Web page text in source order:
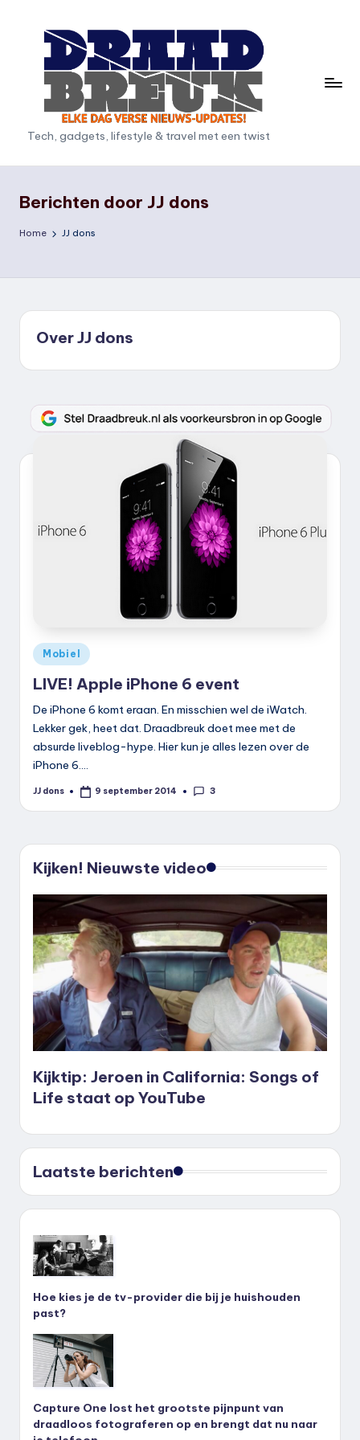
D
r
a
d
u
k
.
n
l
Tech, gadgets, lifestyle & travel met een twist
Berichten door JJ dons
Home JJ dons
Over JJ dons
Geplaatst
in
Mobiel
LIVE! Apple iPhone 6 event
De iPhone 6 komt eraan. En misschien wel de iWatch.
Lekker gek, heet dat. Draadbreuk doet mee met de
absurde liveblog-hype. Hier kun je alles lezen over de
iPhone 6.…
Geplaatst
JJ dons 9 september 2014 3
Kijken! Nieuwste video
Kijktip: Jeroen in California: Songs of
Life staat op YouTube
Laatste berichten
Hoe kies je de tv-provider die bij je huishouden
past?
Capture One lost het grootste pijnpunt van
draadloos fotograferen op en brengt dat nu naar